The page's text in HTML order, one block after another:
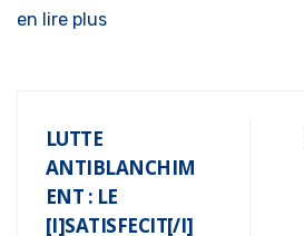
en lire plus
LUTTE
ANTIBLANCHIM
ENT : LE
[I]SATISFECIT[/I]